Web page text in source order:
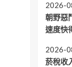
2026-
朝野惡
速度快
2026-
菸稅收